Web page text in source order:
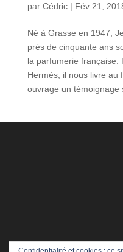
par Cédric| Fév 21,
Né à Grasse en 1947,
près de cinquante ans
la parfumerie française.
Hermès, il nous livre au
ouvrage un témoignage